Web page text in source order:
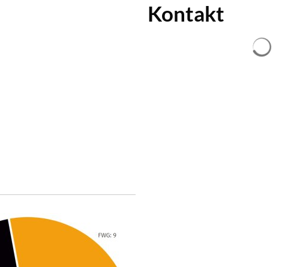
Kontakt